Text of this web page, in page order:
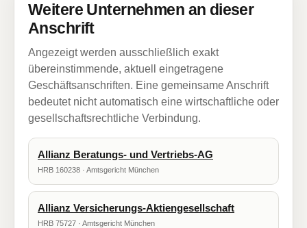
Weitere Unternehmen an dieser
Anschrift
Angezeigt werden ausschließlich exakt
übereinstimmende, aktuell eingetragene
Geschäftsanschriften. Eine gemeinsame Anschrift
bedeutet nicht automatisch eine wirtschaftliche oder
gesellschaftsrechtliche Verbindung.
Allianz Beratungs- und Vertriebs-AG
HRB 160238 · Amtsgericht München
Allianz Versicherungs-Aktiengesellschaft
HRB 75727 · Amtsgericht München